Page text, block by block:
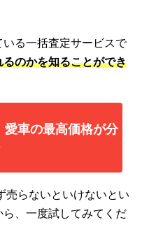
る一括査定サービスで
のかを知ることができ
愛車の最高価格が分
売らないといけないとい
、一度試してみてくだ